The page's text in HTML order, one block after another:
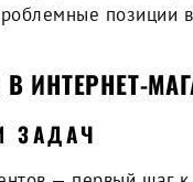
позиции
ИНТЕРНЕТ-
ЗАДАЧ